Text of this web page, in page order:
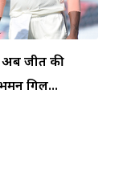
अब जीत की
गिल...